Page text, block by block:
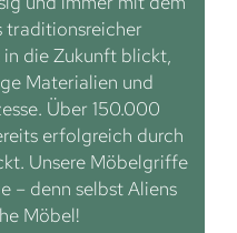
traditionsreicher
die Zukunft blickt,
Materialien und
Über 150.000
erfolgreich durch
Unsere Möbelgriffe
– denn selbst Aliens
Möbel!